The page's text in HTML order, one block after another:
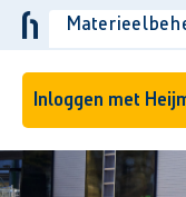
Inloggen met